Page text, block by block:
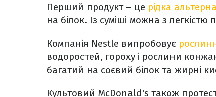
Перший продукт – це рідка
на білок. Із суміші можна з
Компанія Nestle випробовує
водоростей, гороху і рослини
багатий на соєвий білок та жирні
Культовий McDonald's також